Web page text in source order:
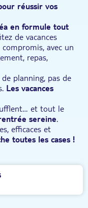
réussir vos
en formule tout
de vacances
avec un
repas,
planning, pas de
Les vacances
et tout le
sereine.
efficaces et
toutes les cases !